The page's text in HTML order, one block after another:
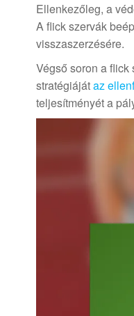
Ellenkezőleg, a
A flick szervák
visszaszerzésére.
Végső soron a
stratégiájátaz
teljesítményét a